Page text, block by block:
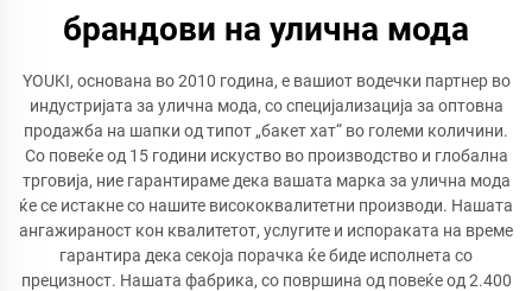
брандови на улична мода
YOUKI, основана во 2010 година, е вашиот водечки партнер во
индустријата за улична мода, со специјализација за оптовна
продажба на шапки од типот „бакет хат“ во големи количини.
Со повеќе од 15 години искуство во производство и глобална
трговија, ние гарантираме дека вашата марка за улична мода
ќе се истакне со нашите висококвалитетни производи. Нашата
ангажираност кон квалитетот, услугите и испораката на време
гарантира дека секоја порачка ќе биде исполнета со
прецизност. Нашата фабрика, со површина од повеќе од 2.400